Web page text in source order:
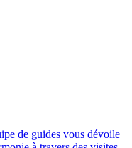
de guides vous dévoile